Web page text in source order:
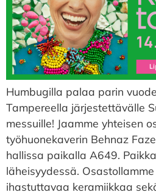
Humbugilla palaa parin
Tampereella järjestettävälle
messuille! Jaamme yhteisen
työhuonekaverin Behnaz
hallissa paikalla A649.
läheisyydessä.
ihastuttavaa keramiikkaa